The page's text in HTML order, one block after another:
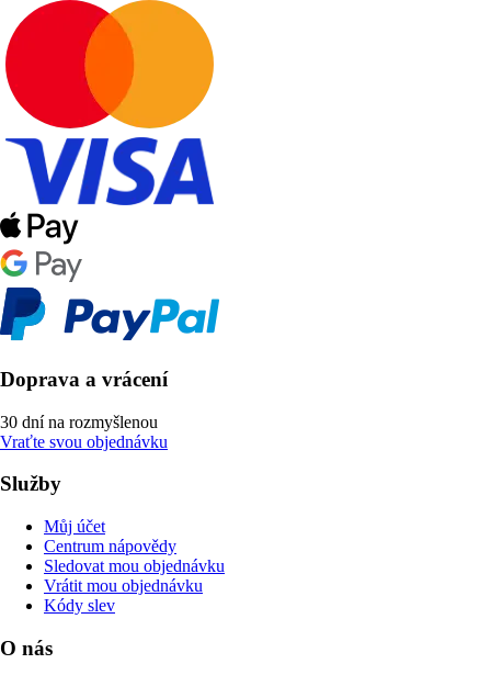
Doprava a vrácení
30 dní na rozmyšlenou
Vraťte svou objednávku
Služby
Můj účet
Centrum nápovědy
Sledovat mou objednávku
Vrátit mou objednávku
Kódy slev
O nás